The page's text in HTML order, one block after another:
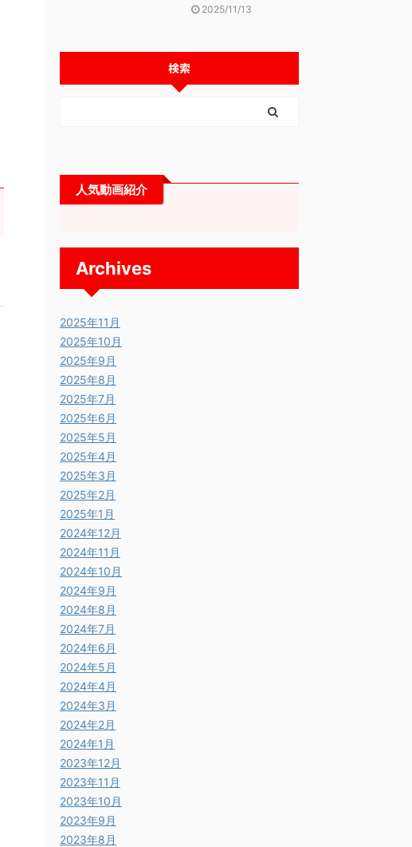
2025/11/13
検索
人気動画紹介
Archives
2025年11月
2025年10月
2025年9月
2025年8月
2025年7月
2025年6月
2025年5月
2025年4月
2025年3月
2025年2月
2025年1月
2024年12月
2024年11月
2024年10月
2024年9月
2024年8月
2024年7月
2024年6月
2024年5月
2024年4月
2024年3月
2024年2月
2024年1月
2023年12月
2023年11月
2023年10月
2023年9月
2023年8月